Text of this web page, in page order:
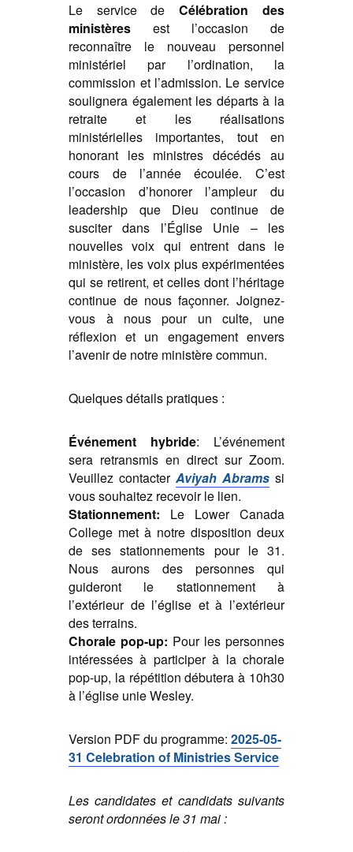
Le service deCélébration des
ministères est l’occasion de
reconnaître le nouveau personnel
ministériel par l’ordination, la
commission et l’admission. Le service
soulignera également les départs à la
retraite et les réalisations
ministérielles importantes, tout en
honorant les ministres décédés au
cours de l’année écoulée. C’est
l’occasion d’honorer l’ampleur du
leadership que Dieu continue de
susciter dans l’Église Unie – les
nouvelles voix qui entrent dans le
ministère, les voix plus expérimentées
qui se retirent, et celles dont l’héritage
continue de nous façonner. Joignez-
vous à nous pour un culte, une
réflexion et un engagement envers
l’avenir de notre ministère commun.
Quelques détails pratiques :
Événement hybride: L’événement
sera retransmis en direct sur Zoom.
Veuillez contacter Aviyah Abramssi
vous souhaitez recevoir le lien.
Stationnement: Le Lower Canada
College met à notre disposition deux
de ses stationnements pour le 31.
Nous aurons des personnes qui
guideront le stationnement à
l’extérieur de l’église et à l’extérieur
des terrains.
Chorale pop-up: Pour les personnes
intéressées à participer à la chorale
pop-up, la répétition débutera à 10h30
à l’église unie Wesley.
Version PDF du programme:2025-05-
31 Celebration of Ministries Service
Les candidates et candidats suivants
seront ordonnées le 31 mai :